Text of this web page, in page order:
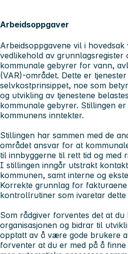
Arbeidsoppgaver
Arbeidsoppgavene vil i
vedlikehold av grunnlagsregister
kommunale gebyrer for vann,
(VAR)-området. Dette er
selvkostprinsippet, noe som
og utvikling av tjenestene
kommunale gebyrer. Stillingen
kommunens inntekter.
Stillingen har sammen med de
området ansvar for at
til innbyggerne til rett tid og med
I stillingen inngår utstrakt
kommunen, samt interne og
Korrekte grunnlag for
kontrollrutiner som ivaretar dette
Som rådgiver forventes det at
organisasjonen og bidrar til
opptatt av å være gode brukere
forventer at du er med på å